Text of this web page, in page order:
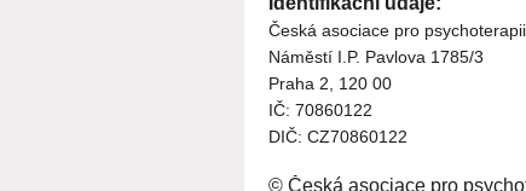
Česká asociace pro
Náměstí I.P. Pavlova 1785/3
Praha 2, 120 00
IČ: 70860122
DIČ: CZ70860122
© Česká asociace pro